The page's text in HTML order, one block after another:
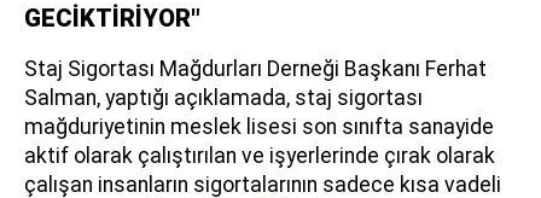
GECİKTİRİYOR"
Staj Sigortası Mağdurları Derneği Başkanı Ferhat
Salman, yaptığı açıklamada, staj sigortası
mağduriyetinin meslek lisesi son sınıfta sanayide
aktif olarak çalıştırılan ve işyerlerinde çırak olarak
çalışan insanların sigortalarının sadece kısa vadeli